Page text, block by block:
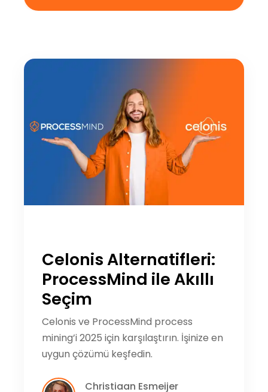
Celonis Alternatifleri:
ProcessMind ile Akıllı
Seçim
Celonis ve ProcessMind process
mining’i 2025 için karşılaştırın. İşinize en
uygun çözümü keşfedin.
Christiaan Esmeijer